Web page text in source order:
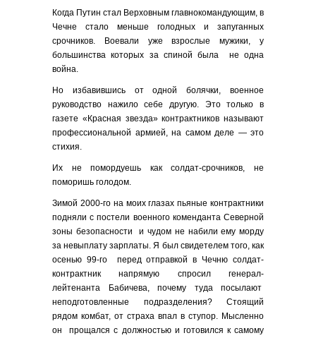
Когда Путин стал Верховным главнокомандующим, в
Чечне стало меньше голодных и запуганных
срочников. Воевали уже взрослые мужики, у
большинства которых за спиной была не одна
война.
Но избавившись от одной болячки, военное
руководство нажило себе другую. Это только в
газете «Красная звезда» контрактников называют
профессиональной армией, на самом деле — это
стихия.
Их не помордуешь как солдат-срочников, не
поморишь голодом.
Зимой 2000-го на моих глазах пьяные контрактники
подняли c постели военного коменданта Северной
зоны безопасности и чудом не набили ему морду
за невыплату зарплаты. Я был свидетелем того, как
осенью 99-го перед отправкой в Чечню солдат-
контрактник напрямую спросил генерал-
лейтенанта Бабичева, почему туда посылают
неподготовленные подразделения? Стоящий
рядом комбат, от страха впал в ступор. Мысленно
он прощался с должностью и готовился к самому